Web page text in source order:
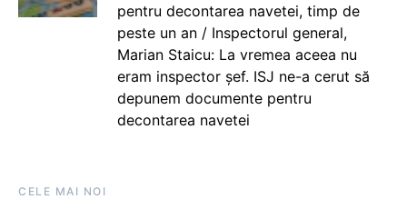
pentru decontarea navetei, timp de
peste un an / Inspectorul general,
Marian Staicu: La vremea aceea nu
eram inspector șef. ISJ ne-a cerut să
depunem documente pentru
decontarea navetei
CELE MAI NOI